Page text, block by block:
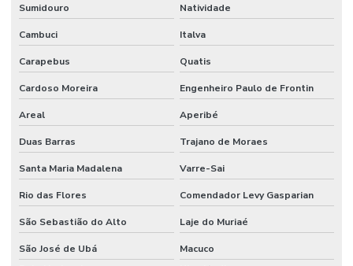
Limpeza De Estruturas E Pisos Industriais
Limpeza De Estruturas Industriais
Limpeza De Pisos Industriais
Limpeza De Pneus E Equipamentos Industriais
Limpeza E Conservação
Limpeza E Conservação De Ambientes Corporativos
Limpeza de espaços corporativos
Sumidouro Natividade
Cambuci Italva
Carapebus Quatis
Cardoso Moreira Engenheiro Paulo de Frontin
Areal Aperibé
Duas Barras Trajano de Moraes
Santa Maria Madalena Varre-Sai
Rio das Flores Comendador Levy Gasparian
São Sebastião do Alto Laje do Muriaé
São José de Ubá
Macuco